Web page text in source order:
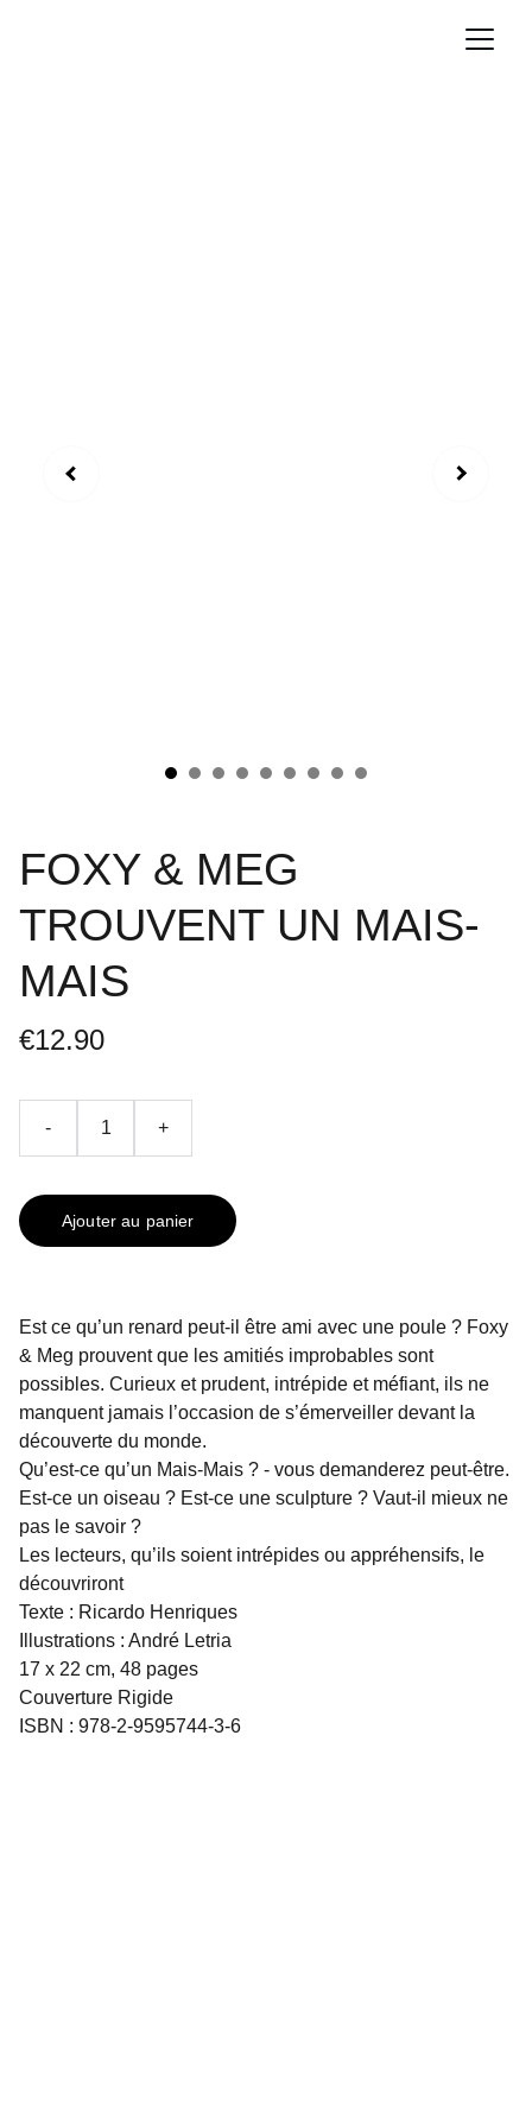
FOXY & MEG
TROUVENT UN MAIS-
MAIS
€12.90
- +
Ajouter au panier
Est ce qu’un renard peut-il être ami avec une poule ? Foxy
& Meg prouvent que les amitiés improbables sont
possibles. Curieux et prudent, intrépide et méfiant, ils ne
manquent jamais l’occasion de s’émerveiller devant la
découverte du monde.
Qu’est-ce qu’un Mais-Mais ? - vous demanderez peut-être.
Est-ce un oiseau ? Est-ce une sculpture ? Vaut-il mieux ne
pas le savoir ?
Les lecteurs, qu’ils soient intrépides ou appréhensifs, le
découvriront
Texte : Ricardo Henriques
Illustrations : André Letria
17 x 22 cm, 48 pages
Couverture Rigide
ISBN : 978-2-9595744-3-6